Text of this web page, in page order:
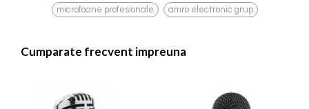
microfoane profesionale , amro electronic grup
Cumparate frecvent impreuna